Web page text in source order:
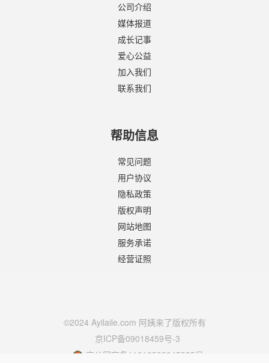
公司介绍
媒体报道
成长记事
爱心公益
加入我们
联系我们
帮助信息
常见问题
用户协议
隐私政策
版权声明
网站地图
服务承诺
经营证照
©2024 Ayilaile.com 阿姨来了版权所有
京ICP备09018459号-3
京公网安备11010502045335号